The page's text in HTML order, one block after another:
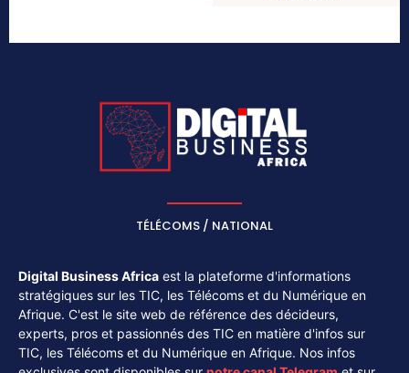
TÉLÉCOMS / NATIONAL
Digital Business Africa est la plateforme d'informations
stratégiques sur les TIC, les Télécoms et du Numérique en
Afrique. C'est le site web de référence des décideurs,
experts, pros et passionnés des TIC en matière d'infos sur
TIC, les Télécoms et du Numérique en Afrique. Nos infos